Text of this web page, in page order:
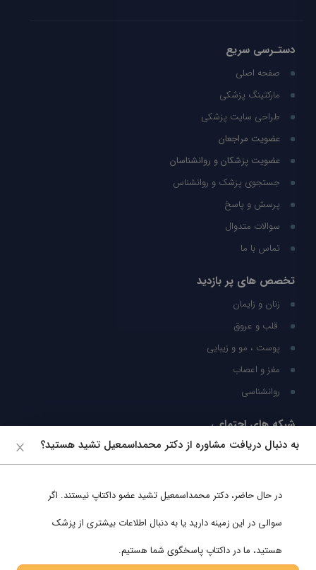
دستـرسی سریع
صفحه اصلی
مارکتینگ پزشکی
طراحی سایت پزشکی
عضویت مراجعان
عضویت پزشکان و روانشناسان
جستجوی پزشک و روانشناس
پرسش و پاسخ
سوالات متدوال
تماس با ما
تخصص های پر بازدید
زنان و زایمان
قلب و عروق
پوست ، مو و زیبایی
مغز و اعصاب
روانشناسی
شبکه های اجتماعی
ما را در شبکه های اجتماعی دنبال کنید
به دنبال دریافت مشاوره از دکتر محمداسمعیل تشید هستید؟
در حال حاضر، دکتر محمداسمعیل تشید عضو داکتاپ نیستند. اگر
سوالی در این زمینه دارید یا به دنبال اطلاعات بیشتری از پزشک
هستید، ما در داکتاپ پاسخگوی شما هستیم.